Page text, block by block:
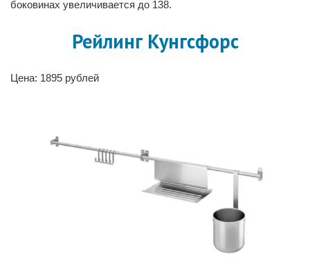
боковинах увеличивается до 138.
Рейлинг Кунгсфорс
Цена: 1895 рублей